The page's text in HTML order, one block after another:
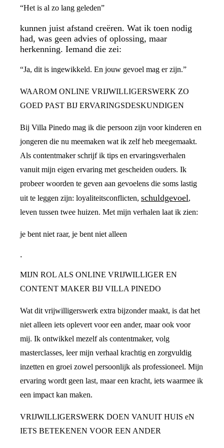
“Het is al zo lang geleden”
kunnen juist afstand creëren. Wat ik toen nodig
had, was geen advies of oplossing, maar
herkenning. Iemand die zei:
“Ja, dit is ingewikkeld. En jouw gevoel mag er zijn.”
WAAROM ONLINE VRIJWILLIGERSWERK ZO
GOED PAST BIJ ERVARINGSDESKUNDIGEN
Bij Villa Pinedo mag ik die persoon zijn voor kinderen en
jongeren die nu meemaken wat ik zelf heb meegemaakt.
Als contentmaker schrijf ik tips en ervaringsverhalen
vanuit mijn eigen ervaring met gescheiden ouders. Ik
probeer woorden te geven aan gevoelens die soms lastig
uit te leggen zijn: loyaliteitsconflicten, schuldgevoel,
leven tussen twee huizen. Met mijn verhalen laat ik zien:
je bent niet raar, je bent niet alleen
.
MIJN ROL ALS ONLINE VRIJWILLIGER EN
CONTENT MAKER BIJ VILLA PINEDO
Wat dit vrijwilligerswerk extra bijzonder maakt, is dat het
niet alleen iets oplevert voor een ander, maar ook voor
mij. Ik ontwikkel mezelf als contentmaker, volg
masterclasses, leer mijn verhaal krachtig en zorgvuldig
inzetten en groei zowel persoonlijk als professioneel. Mijn
ervaring wordt geen last, maar een kracht, iets waarmee ik
een impact kan maken.
VRIJWILLIGERSWERK DOEN VANUIT HUIS eN
IETS BETEKENEN VOOR EEN ANDER